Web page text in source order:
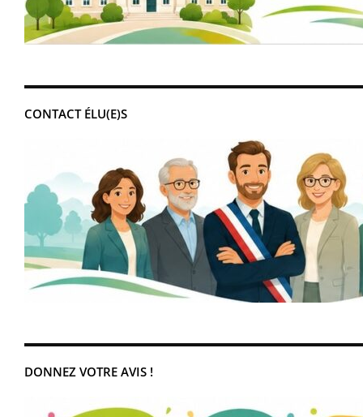
CONTACT ÉLU(E)S
DONNEZ VOTRE AVIS !